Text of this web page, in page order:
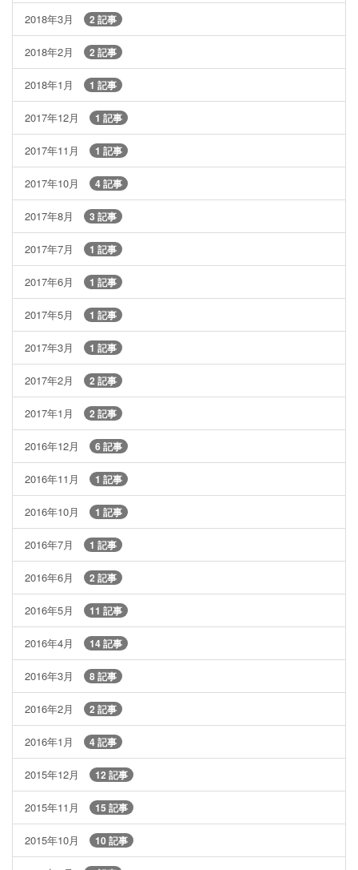
2018年3月 2 記事
2018年2月 2 記事
2018年1月 1 記事
2017年12月 1 記事
2017年11月 1 記事
2017年10月 4 記事
2017年8月 3 記事
2017年7月 1 記事
2017年6月 1 記事
2017年5月 1 記事
2017年3月 1 記事
2017年2月 2 記事
2017年1月 2 記事
2016年12月 6 記事
2016年11月 1 記事
2016年10月 1 記事
2016年7月 1 記事
2016年6月 2 記事
2016年5月 11 記事
2016年4月 14 記事
2016年3月 8 記事
2016年2月 2 記事
2016年1月 4 記事
2015年12月 12 記事
2015年11月 15 記事
2015年10月 10 記事